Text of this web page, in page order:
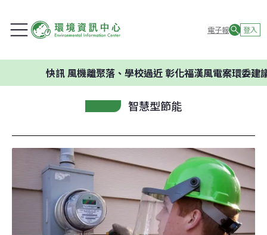
電子報 登入
風機離聚落、學校過近 彰化福漢風電案環委建議不應開
智慧型節能